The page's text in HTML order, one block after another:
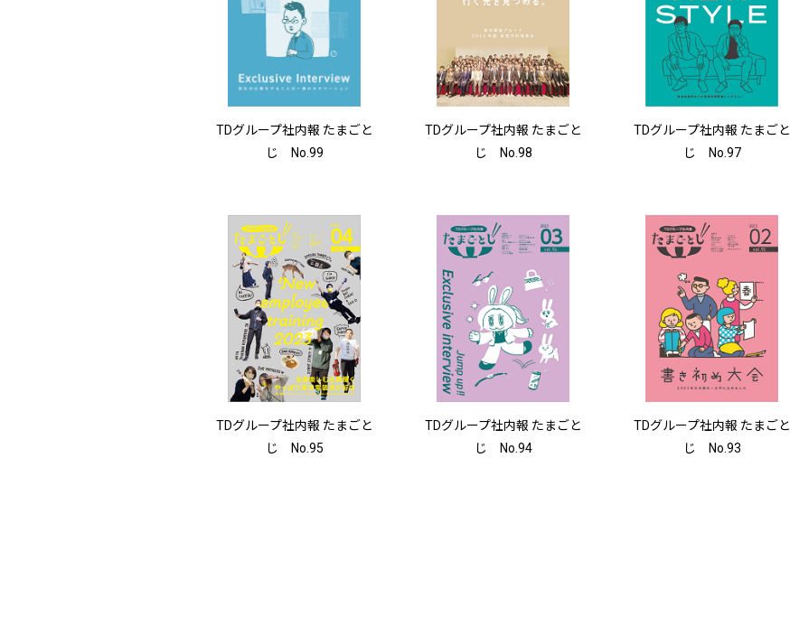
TDグループ社内報 たまごと
じ No.99
TDグループ社内報 たまごと
じ No.98
TDグループ社内報 たまごと
じ No.97
TDグループ社内報 たまごと
じ No.95
TDグループ社内報 たまごと
じ No.94
TDグループ社内報 たまごと
じ No.93